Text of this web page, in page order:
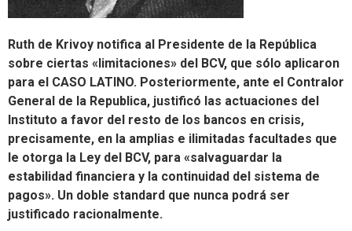
Ruth de Krivoy notifica al Presidente de la República
sobre ciertas «limitaciones» del BCV, que sólo aplicaron
para el CASO LATINO. Posteriormente, ante el Contralor
General de la Republica, justificó las actuaciones del
Instituto a favor del resto de los bancos en crisis,
precisamente, en la amplias e ilimitadas facultades que
le otorga la Ley del BCV, para «salvaguardar la
estabilidad financiera y la continuidad del sistema de
pagos». Un doble standard que nunca podrá ser
justificado racionalmente.